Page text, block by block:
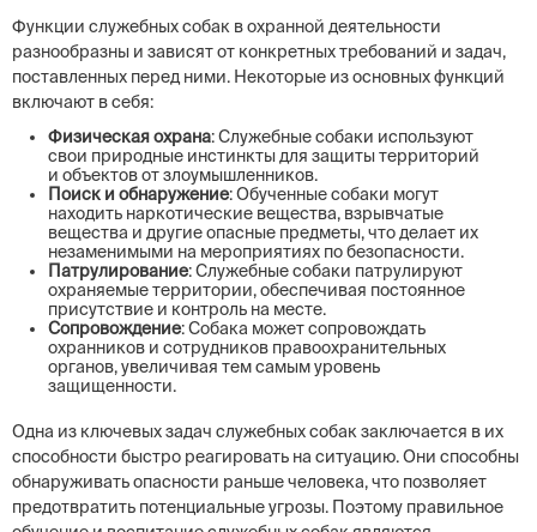
Функции служебных собак в охранной деятельности
разнообразны и зависят от конкретных требований и задач,
поставленных перед ними. Некоторые из основных функций
включают в себя:
Физическая охрана: Служебные собаки используют
свои природные инстинкты для защиты территорий
и объектов от злоумышленников.
Поиск и обнаружение: Обученные собаки могут
находить наркотические вещества, взрывчатые
вещества и другие опасные предметы, что делает их
незаменимыми на мероприятиях по безопасности.
Патрулирование: Служебные собаки патрулируют
охраняемые территории, обеспечивая постоянное
присутствие и контроль на месте.
Сопровождение: Собака может сопровождать
охранников и сотрудников правоохранительных
органов, увеличивая тем самым уровень
защищенности.
Одна из ключевых задач служебных собак заключается в их
способности быстро реагировать на ситуацию. Они способны
обнаруживать опасности раньше человека, что позволяет
предотвратить потенциальные угрозы. Поэтому правильное